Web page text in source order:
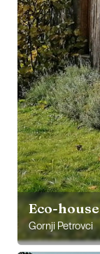
Eco-
Gornji Petrovci